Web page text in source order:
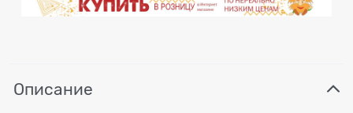
Описание